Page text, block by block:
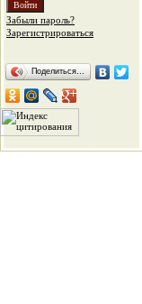
Забыли пароль?
Зарегистрироваться
Поделиться…